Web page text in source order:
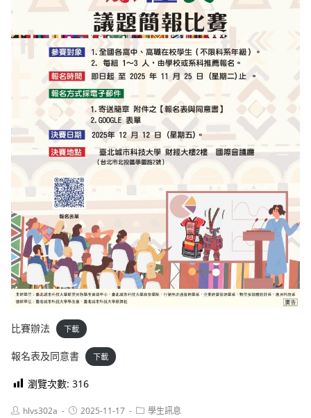
比賽辦法 下載
報名表及同意書 下載
瀏覽次數: 316
Posthlvs302a
Post2025-11-17
Post學生訊息